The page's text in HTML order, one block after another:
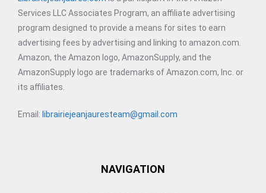
Services LLC Associates Program, an affiliate advertising
program designed to provide a means for sites to earn
advertising fees by advertising and linking to amazon.com.
Amazon, the Amazon logo, AmazonSupply, and the
AmazonSupply logo are trademarks of Amazon.com, Inc. or
its affiliates.
Email: librairiejeanjauresteam@gmail.com
NAVIGATION